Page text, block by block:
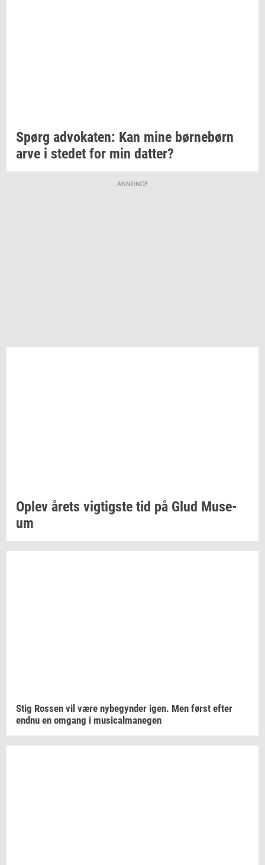
Spørg ad­vo­ka­ten: Kan mine bør­ne­børn
arve i ste­det for min dat­ter?
ANNONCE
Oplev årets vig­tig­ste tid på Glud Mu­se­
um
Stig Ros­sen vil være ny­be­gyn­der igen. Men først efter
endnu en om­gang i mu­si­cal­ma­ne­gen